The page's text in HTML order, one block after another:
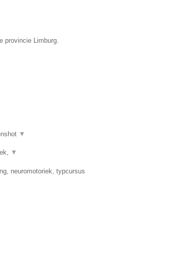
provincie Limburg.
▼
▼
neuromotoriek, typcursus